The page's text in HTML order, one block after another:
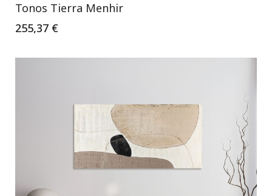
Tonos Tierra Menhir
255,37 €